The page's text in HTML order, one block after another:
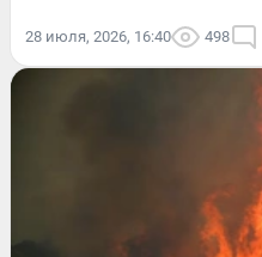
28 июля, 2026, 16:40 498